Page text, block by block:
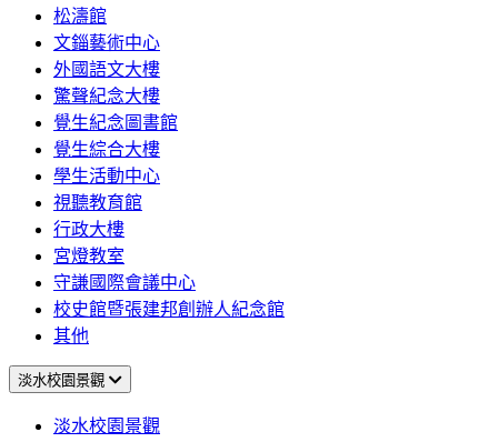
松濤館
文錙藝術中心
外國語文大樓
驚聲紀念大樓
覺生紀念圖書館
覺生綜合大樓
學生活動中心
視聽教育館
行政大樓
宮燈教室
守謙國際會議中心
校史館暨張建邦創辦人紀念館
其他
淡水校園景觀
淡水校園景觀